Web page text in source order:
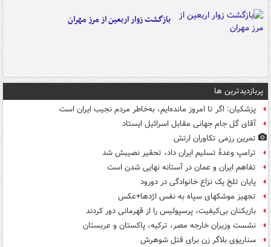
بازگشت زوار اربعین از مرز مهران
پربازدیدترین ها
پزشکیان: اگر تا امروز مانده‌ایم، به‌خاطر مردم نجیب ایران است
آقای گل جام جهانی مقابل اسرائیل ایستاد
تمرین رزمی تکاوران ارتش
ترامپ وعدۀ تسلیم ایران داد، تحقیر نصیبش شد
تفاهم ایران و عمان در آستانه نهایی شدن است
پایان تلخ یک نزاع خانوادگی در دورود
تجهیز موشکهای سپاه به نفس اژدها+عکس
بازیکنان بی‌کیفیت، پرسپولیس را از قهرمانی دور کردند
نشست وزیران خارجه مصر، ترکیه، پاکستان و عربستان
سناریوی بلاگر زن برای قتل شوهرش